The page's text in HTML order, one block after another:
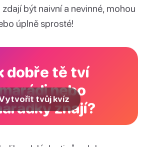
být naivní a nevinné, mohou
úplně sprosté!
dobře tě tví
nebo
znají?
tvůj kvíz